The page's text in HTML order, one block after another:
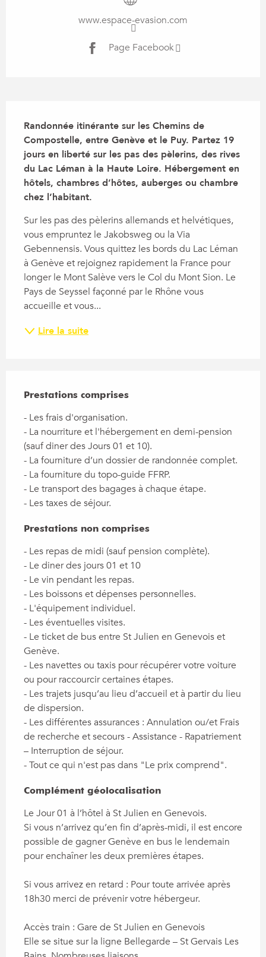
www.espace-evasion.com
Page Facebook
Randonnée itinérante sur les Chemins de
Compostelle, entre Genève et le Puy. Partez 19
jours en liberté sur les pas des pèlerins, des rives
du Lac Léman à la Haute Loire. Hébergement en
hôtels, chambres d’hôtes, auberges ou chambre
chez l’habitant.
Sur les pas des pèlerins allemands et helvétiques,
vous empruntez le Jakobsweg ou la Via
Gebennensis. Vous quittez les bords du Lac Léman
à Genève et rejoignez rapidement la France pour
longer le Mont Salève vers le Col du Mont Sion. Le
Pays de Seyssel façonné par le Rhône vous
accueille et vous...
Lire la suite
Prestations comprises
Prestations comprises
- Les frais d'organisation.
- La nourriture et l'hébergement en demi-pension
(sauf diner des Jours 01 et 10).
- La fourniture d’un dossier de randonnée complet.
- La fourniture du topo-guide FFRP.
- Le transport des bagages à chaque étape.
- Les taxes de séjour.
Prestations non comprises
Prestations non comprises
- Les repas de midi (sauf pension complète).
- Le diner des jours 01 et 10
- Le vin pendant les repas.
- Les boissons et dépenses personnelles.
- L'équipement individuel.
- Les éventuelles visites.
- Le ticket de bus entre St Julien en Genevois et
Genève.
- Les navettes ou taxis pour récupérer votre voiture
ou pour raccourcir certaines étapes.
- Les trajets jusqu’au lieu d’accueil et à partir du lieu
de dispersion.
- Les différentes assurances : Annulation ou/et Frais
de recherche et secours - Assistance - Rapatriement
– Interruption de séjour.
- Tout ce qui n'est pas dans "Le prix comprend".
Complément géolocalisation
Complément géolocalisation
Le Jour 01 à l’hôtel à St Julien en Genevois.
Si vous n’arrivez qu’en fin d’après-midi, il est encore
possible de gagner Genève en bus le lendemain
pour enchaîner les deux premières étapes.
Si vous arrivez en retard : Pour toute arrivée après
18h30 merci de prévenir votre hébergeur.
Accès train : Gare de St Julien en Genevois
Elle se situe sur la ligne Bellegarde – St Gervais Les